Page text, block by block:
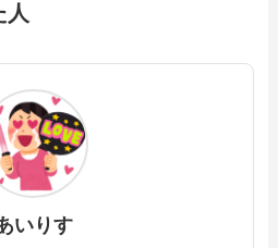
人
いりす